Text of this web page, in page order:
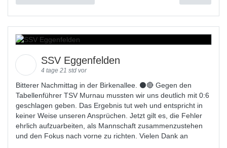
SSV Eggenfelden
4 tage 21 std vor
Bitterer Nachmittag in der Birkenallee. ⚫🔴 Gegen den
Tabellenführer TSV Murnau mussten wir uns deutlich mit 0:6
geschlagen geben. Das Ergebnis tut weh und entspricht in
keiner Weise unseren Ansprüchen. Jetzt gilt es, die Fehler
ehrlich aufzuarbeiten, als Mannschaft zusammenzustehen
und den Fokus nach vorne zu richten. Vielen Dank an